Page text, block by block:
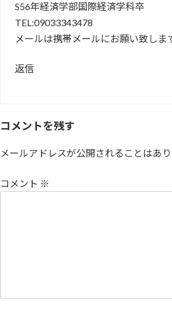
S56年経済学部国際経済学科卒
TEL:09033343478
メールは携帯メールにお願い致しま
返信
コメントを残す
メールアドレスが公開されることはあり
コメント ※